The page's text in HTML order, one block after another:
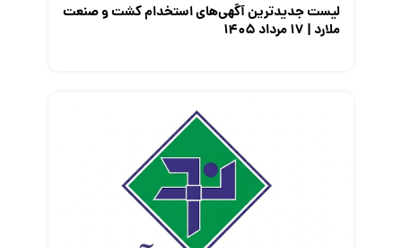
لیست جدیدترین آگهی‌های استخدام کشت و صنعت
ملارد | ۱۷ مرداد ۱۴۰۵